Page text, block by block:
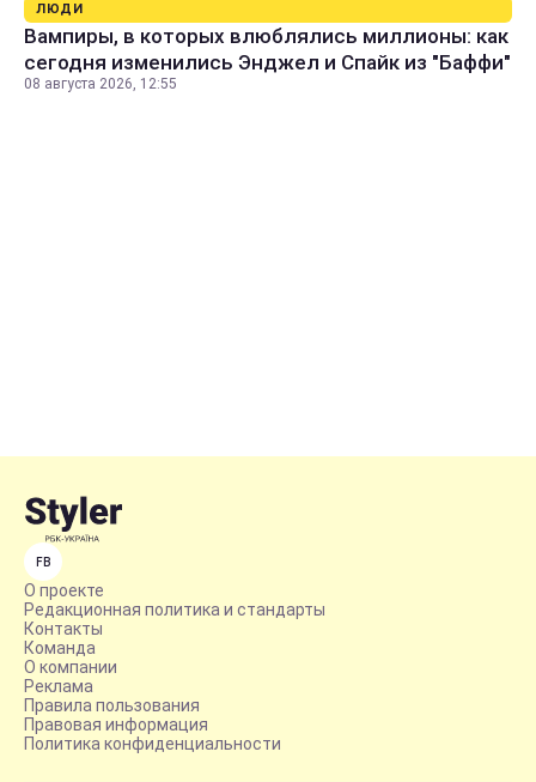
ЛЮДИ
Вампиры, в которых влюблялись миллионы: как
сегодня изменились Энджел и Спайк из "Баффи"
08 августа 2026, 12:55
FB
О проекте
Редакционная политика и стандарты
Контакты
Команда
О компании
Реклама
Правила пользования
Правовая информация
Политика конфиденциальности